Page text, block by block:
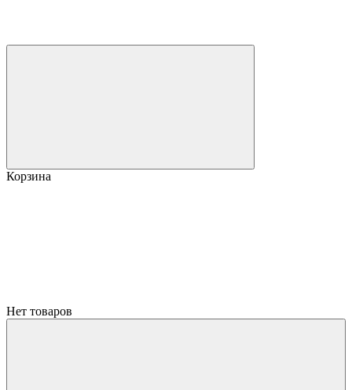
Корзина
Нет товаров